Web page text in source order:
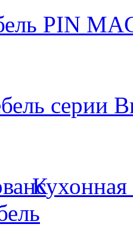
PIN
серии
Кухонная